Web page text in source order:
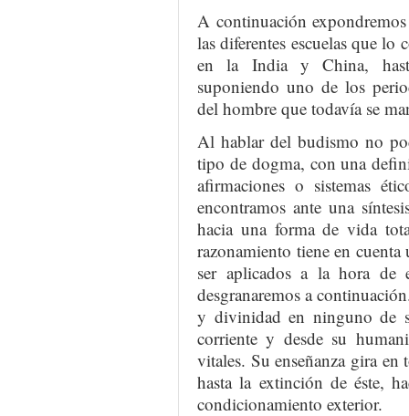
A continuación
las diferentes escuelas que lo
en la India y China,
suponiendo uno de los
del hombre que todavía se
Al hablar del budismo no
tipo de dogma, con una
afirmaciones o sistemas
encontramos ante una
hacia una forma de vida
razonamiento tiene en
ser aplicados a la hora de
desgranaremos a
y divinidad en ninguno de
corriente y desde su
vitales. Su enseñanza gira
hasta la extinción de éste,
condicionamiento exterior.